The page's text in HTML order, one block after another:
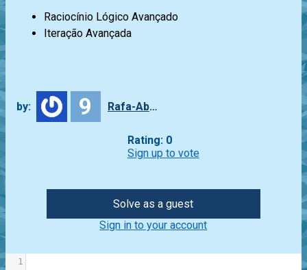
Raciocínio Lógico Avançado
Iteração Avançada
by: 9 Rafa-Abbade
Rating: 0
Sign up to vote
Solve as a guest
Sign in to your account
1